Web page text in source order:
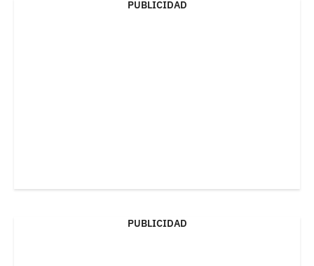
PUBLICIDAD
PUBLICIDAD